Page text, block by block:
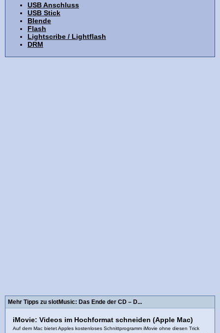
USB Anschluss
USB Stick
Blende
Flash
Lightscribe / Lightflash
DRM
Mehr Tipps zu slotMusic: Das Ende der CD – D...
iMovie: Videos im Hochformat schneiden (Apple Mac)
Auf dem Mac bietet Apples kostenloses Schnittprogramm iMovie ohne diesen Trick